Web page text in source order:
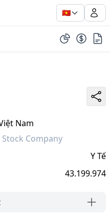
🇻🇳
Nam
Company
Y Tế
43.199.974